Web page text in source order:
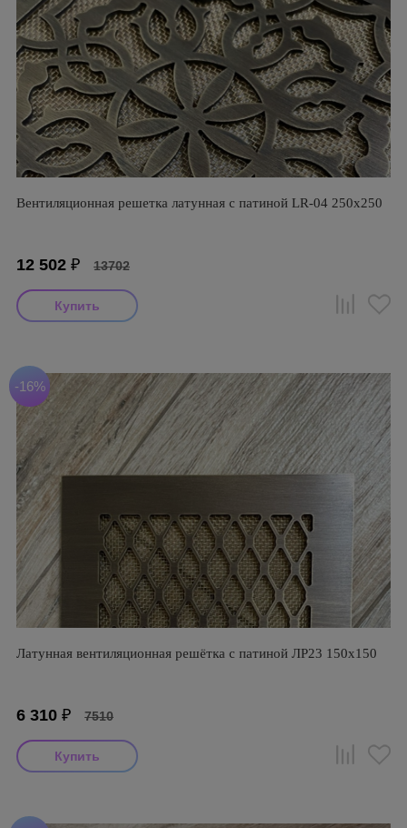
Вентиляционная решетка латунная с патиной LR-04 250х250
12 502 ₽ 13702
-16%
Латунная вентиляционная решётка с патиной ЛР23 150х150
6 310 ₽ 7510